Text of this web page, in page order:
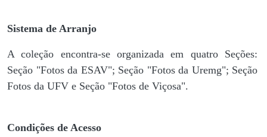
Sistema de Arranjo
A coleção encontra-se organizada em quatro Seções:
Seção "Fotos da ESAV"; Seção "Fotos da Uremg"; Seção
Fotos da UFV e Seção "Fotos de Viçosa".
Condições de Acesso